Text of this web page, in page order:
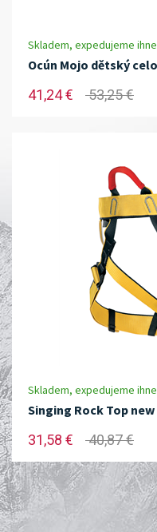
Skladem, expedujeme
Ocún Mojo dětský
41,24 € 53,25 €
Skladem, expedujeme
Singing Rock Top
31,58 € 40,87 €